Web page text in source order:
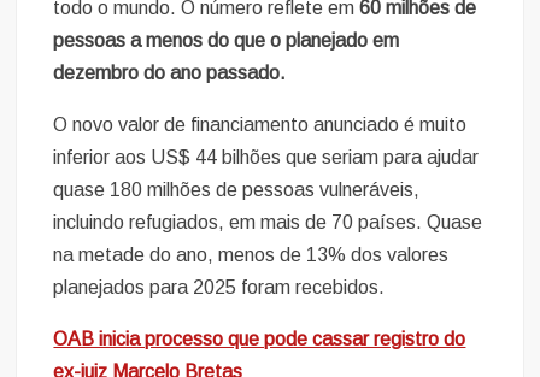
todo o mundo. O número reflete em60 milhões de
pessoas a menos do que o planejado em
dezembro do ano passado.
O novo valor de financiamento anunciado é muito
inferior aos US$ 44 bilhões que seriam para ajudar
quase 180 milhões de pessoas vulneráveis,
incluindo refugiados, em mais de 70 países. Quase
na metade do ano, menos de 13% dos valores
planejados para 2025 foram recebidos.
OAB inicia processo que pode cassar registro do
ex-juiz Marcelo Bretas